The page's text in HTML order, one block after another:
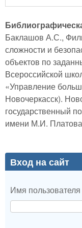
Баклашов А.С.,
сложности и
объектов по
Всероссийской
«Управление
Новочеркасск).
государственный
имени М.И.
Вход на сайт
Имя пользователя